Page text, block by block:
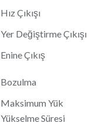
Hız Çıkışı
Yer Değiştirme Çıkışı
Enine Çıkış
Bozulma
Maksimum Yük
Yükselme Süresi